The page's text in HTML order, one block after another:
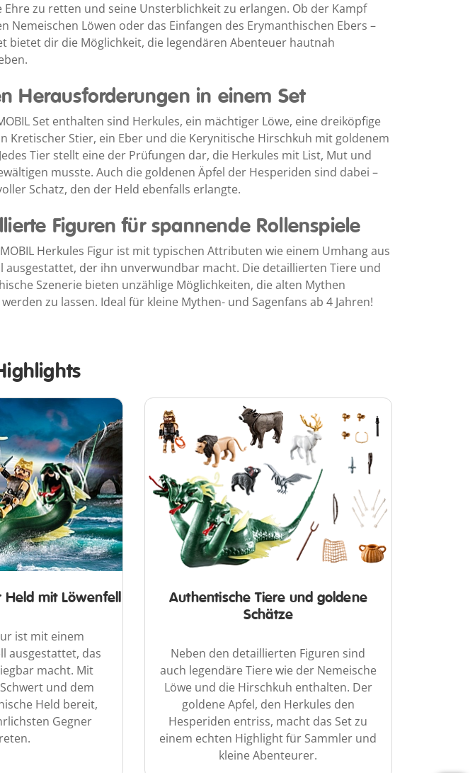
Ehre zu retten und seine Unsterblichkeit zu erlangen. Ob der Kampf
Nemeischen Löwen oder das Einfangen des Erymanthischen Ebers –
bietet dir die Möglichkeit, die legendären Abenteuer hautnah
Herausforderungen in einem Set
Set enthalten sind Herkules, ein mächtiger Löwe, eine dreiköpfige
Kretischer Stier, ein Eber und die Kerynitische Hirschkuh mit goldenem
Tier stellt eine der Prüfungen dar, die Herkules mit List, Mut und
musste. Auch die goldenen Äpfel der Hesperiden sind dabei –
Schatz, den der Held ebenfalls erlangte.
Figuren für spannende Rollenspiele
Herkules Figur ist mit typischen Attributen wie einem Umhang aus
ausgestattet, der ihn unverwundbar macht. Die detaillierten Tiere und
Szenerie bieten unzählige Möglichkeiten, die alten Mythen
zu lassen. Ideal für kleine Mythen- und Sagenfans ab 4 Jahren!
Held mit Löwenfell
ist mit einem
ausgestattet, das
macht. Mit
und dem
Held bereit,
Gegner
Authentische Tiere und goldene
Schätze
Neben den detaillierten Figuren sind
auch legendäre Tiere wie der Nemeische
Löwe und die Hirschkuh enthalten. Der
goldene Apfel, den Herkules den
Hesperiden entriss, macht das Set zu
einem echten Highlight für Sammler und
kleine Abenteurer.